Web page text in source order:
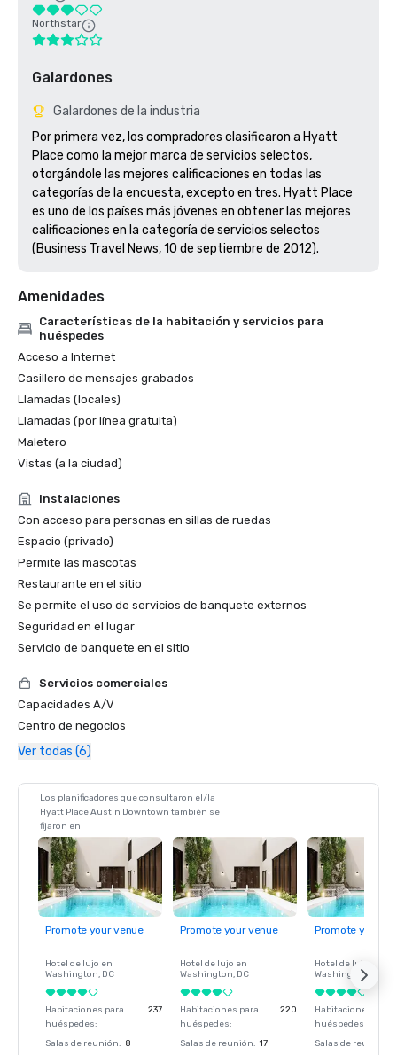
Northstar
Galardones
Galardones de la industria
Por primera vez, los compradores clasificaron a Hyatt
Place como la mejor marca de servicios selectos,
otorgándole las mejores calificaciones en todas las
categorías de la encuesta, excepto en tres. Hyatt Place
es uno de los países más jóvenes en obtener las mejores
calificaciones en la categoría de servicios selectos
(Business Travel News, 10 de septiembre de 2012).
Amenidades
Características de la habitación y servicios para
huéspedes
Acceso a Internet
Casillero de mensajes grabados
Llamadas (locales)
Llamadas (por línea gratuita)
Maletero
Vistas (a la ciudad)
Instalaciones
Con acceso para personas en sillas de ruedas
Espacio (privado)
Permite las mascotas
Restaurante en el sitio
Se permite el uso de servicios de banquete externos
Seguridad en el lugar
Servicio de banquete en el sitio
Servicios comerciales
Capacidades A/V
Centro de negocios
Ver todas (6)
Los planificadores que consultaron el/la
Hyatt Place Austin Downtown también se
fijaron en
Promote your venue
Hotel de lujo en
Washington, DC
Habitaciones para
huéspedes:
237
Salas de reunión: 8
Promote your venue
Hotel de lujo en
Washington, DC
Habitaciones para
huéspedes:
220
Salas de reunión: 17
Promote your
Hotel de lujo en
Washington
Habitaciones para
huéspedes
Salas de reunión